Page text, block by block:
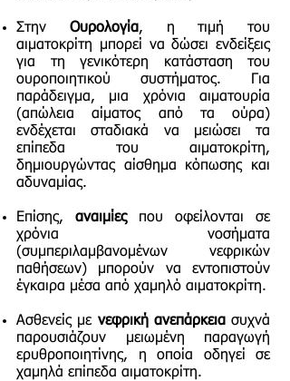
Στην Ουρολογία, η τιμή του
αιματοκρίτη μπορεί να δώσει ενδείξεις
για τη γενικότερη κατάσταση του
ουροποιητικού συστήματος. Για
παράδειγμα, μια χρόνια αιματουρία
(απώλεια αίματος από τα ούρα)
ενδέχεται σταδιακά να μειώσει τα
επίπεδα του αιματοκρίτη,
δημιουργώντας αίσθημα κόπωσης και
αδυναμίας.
Επίσης, αναιμίες που οφείλονται σε
χρόνια νοσήματα
(συμπεριλαμβανομένων νεφρικών
παθήσεων) μπορούν να εντοπιστούν
έγκαιρα μέσα από χαμηλό αιματοκρίτη.
Ασθενείς με νεφρική ανεπάρκειασυχνά
παρουσιάζουν μειωμένη παραγωγή
ερυθροποιητίνης, η οποία οδηγεί σε
χαμηλά επίπεδα αιματοκρίτη.